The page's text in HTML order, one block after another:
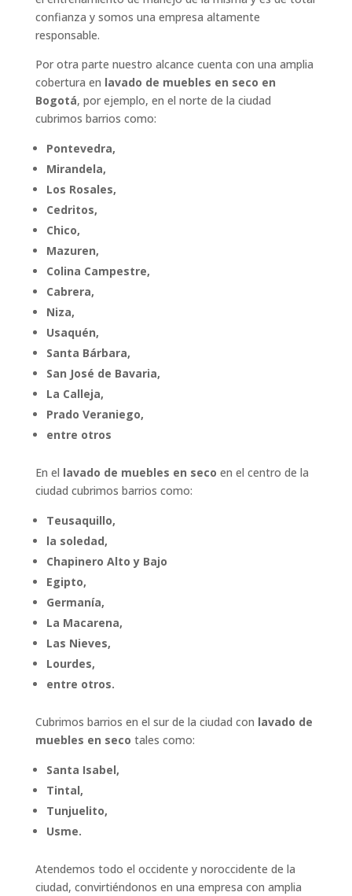
confianza y somos una empresa altamente
responsable.
Por otra parte nuestro alcance cuenta con una amplia
cobertura en lavado de muebles en seco en
Bogotá, por ejemplo, en el norte de la ciudad
cubrimos barrios como:
Pontevedra,
Mirandela,
Los Rosales,
Cedritos,
Chico,
Mazuren,
Colina Campestre,
Cabrera,
Niza,
Usaquén,
Santa Bárbara,
San José de Bavaria,
La Calleja,
Prado Veraniego,
entre otros
En el lavado de muebles en seco en el centro de la
ciudad cubrimos barrios como:
Teusaquillo,
la soledad,
Chapinero Alto y Bajo
Egipto,
Germanía,
La Macarena,
Las Nieves,
Lourdes,
entre otros.
Cubrimos barrios en el sur de la ciudad con lavado de
muebles en seco tales como:
Santa Isabel,
Tintal,
Tunjuelito,
Usme.
Atendemos todo el occidente y noroccidente de la
ciudad, convirtiéndonos en una empresa con amplia